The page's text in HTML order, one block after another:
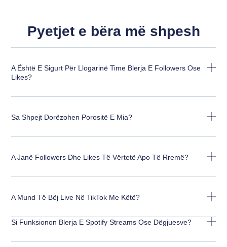
Pyetjet e bëra më shpesh
A Është E Sigurt Për Llogarinë Time Blerja E Followers Ose
Likes?
Sa Shpejt Dorëzohen Porositë E Mia?
A Janë Followers Dhe Likes Të Vërtetë Apo Të Rremë?
A Mund Të Bëj Live Në TikTok Me Këtë?
Si Funksionon Blerja E Spotify Streams Ose Dëgjuesve?